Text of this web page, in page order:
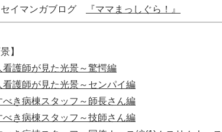
イマンガブログ
『ママまっしぐら！』
】
護師が見た光景～驚愕編
護師が見た光景～センパイ編
き病棟スタッフ～師長さん編
き病棟スタッフ～技師さん編